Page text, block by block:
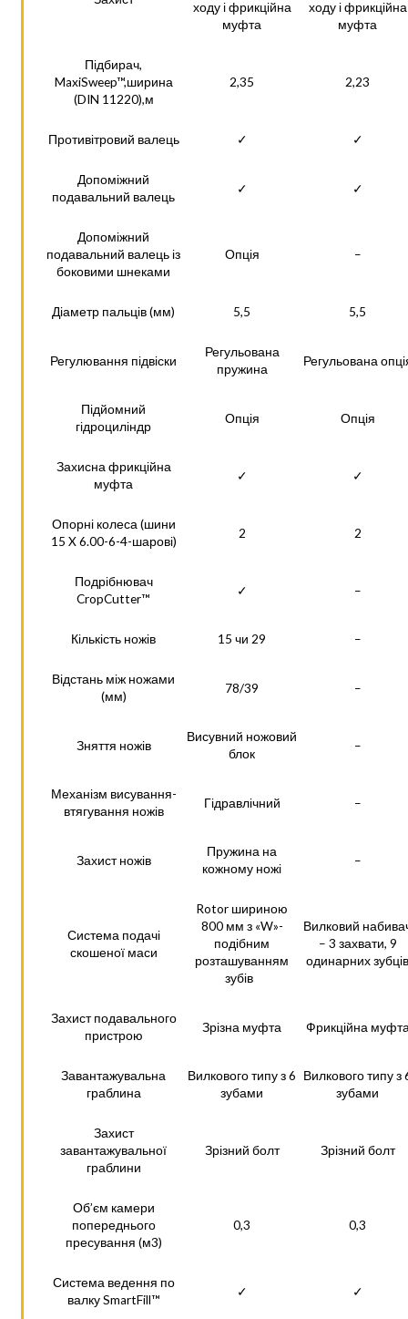
ходу і фрикційна
муфта
ходу і фрикційна
муфта
Підбирач,
MaxiSweep™,ширина
(DIN 11220),м
2,35 2,23
Противітровий валець ✓ ✓
Допоміжний
подавальний валець
✓ ✓
Допоміжний
подавальний валець із
боковими шнеками
Опція –
Діаметр пальців (мм) 5,5 5,5
Регулювання підвіски
Регульована
пружина
Регульована
Підйомний
гідроциліндр
Опція Опція
Захисна фрикційна
муфта
✓ ✓
Опорні колеса (шини
15 X 6.00-6-4-шарові)
2 2
Подрібнювач
CropCutter™
✓ –
Кількість ножів 15 чи 29 –
Відстань між ножами
(мм)
78/39 –
Зняття ножів
Висувний ножовий
блок
–
Механізм висування-
втягування ножів
Гідравлічний –
Захист ножів
Пружина на
кожному ножі
–
Система подачі
скошеної маси
Rotor шириною
800 мм з «W»-
подібним
розташуванням
зубів
Вилковий
– 3 захвати, 9
одинарних зубців
Захист подавального
пристрою
Зрізна муфта Фрикційна
Завантажувальна
граблина
Вилкового типу з 6
зубами
Вилкового типу з
зубами
Захист
завантажувальної
граблини
Зрізний болт Зрізний болт
Об’єм камери
попереднього
пресування (м3)
0,3 0,3
Система ведення по
валку SmartFill™
✓ ✓